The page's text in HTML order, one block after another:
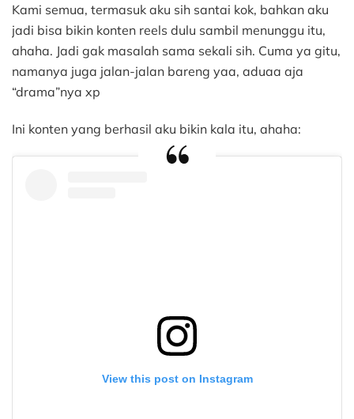
Kami semua, termasuk aku sih santai kok, bahkan aku
jadi bisa bikin konten reels dulu sambil menunggu itu,
ahaha. Jadi gak masalah sama sekali sih. Cuma ya gitu,
namanya juga jalan-jalan bareng yaa, aduaa aja
“drama”nya xp
Ini konten yang berhasil aku bikin kala itu, ahaha:
View this post on Instagram